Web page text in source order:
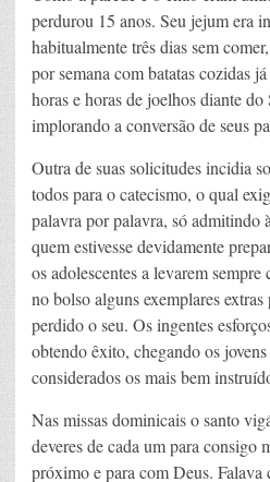
perdurou 15 anos. Seu jejum era
habitualmente três dias sem
por semana com batatas cozidas
horas e horas de joelhos diante
implorando a conversão de seus
Outra de suas solicitudes incidia
todos para o catecismo, o qual
palavra por palavra, só admitindo
quem estivesse devidamente
os adolescentes a levarem
no bolso alguns exemplares extras
perdido o seu. Os ingentes
obtendo êxito, chegando os
considerados os mais bem
Nas missas dominicais o santo
deveres de cada um para consigo
próximo e para com Deus. Falava